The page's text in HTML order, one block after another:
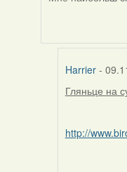
Harrier-
In
by
Гляньце на
http://